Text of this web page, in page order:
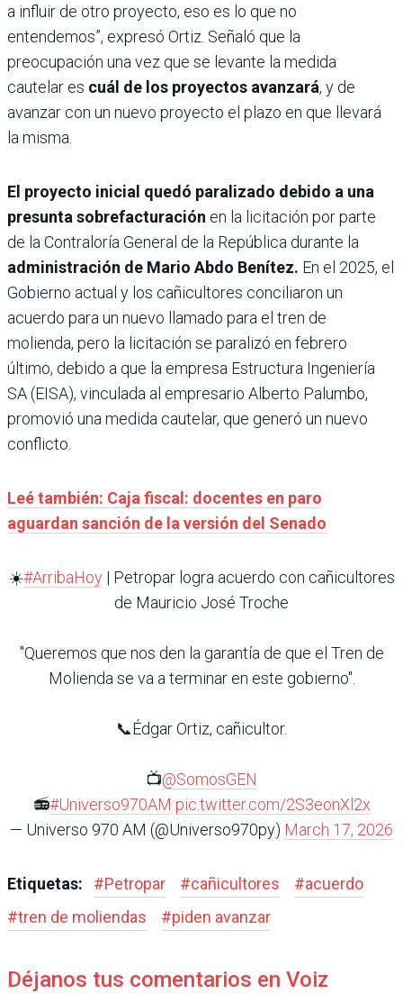
a influir de otro proyecto, eso es lo que no
entendemos”, expresó Ortiz. Señaló que la
preocupación una vez que se levante la medida
cautelar es cuál de los proyectos avanzará, y de
avanzar con un nuevo proyecto el plazo en que llevará
la misma.
El proyecto inicial quedó paralizado debido a una
presunta sobrefacturación en la licitación por parte
de la Contraloría General de la República durante la
administración de Mario Abdo Benítez. En el 2025, el
Gobierno actual y los cañicultores conciliaron un
acuerdo para un nuevo llamado para el tren de
molienda, pero la licitación se paralizó en febrero
último, debido a que la empresa Estructura Ingeniería
SA (EISA), vinculada al empresario Alberto Palumbo,
promovió una medida cautelar, que generó un nuevo
conflicto.
Leé también: Caja fiscal: docentes en paro
aguardan sanción de la versión del Senado
☀️#ArribaHoy| Petropar logra acuerdo con cañicultores
de Mauricio José Troche
"Queremos que nos den la garantía de que el Tren de
Molienda se va a terminar en este gobierno".
📞Édgar Ortiz, cañicultor.
📺@SomosGEN
📻#Universo970AM pic.twitter.com/2S3eonXl2x
— Universo 970 AM (@Universo970py) March 17, 2026
Etiquetas: #Petropar #cañicultores #acuerdo
#tren de moliendas #piden avanzar
Déjanos tus comentarios en Voiz